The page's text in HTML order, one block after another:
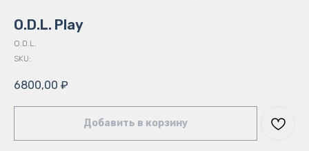
O.D.L. Play
O.D.L.
SKU:
6800,00 ₽
Добавить в корзину